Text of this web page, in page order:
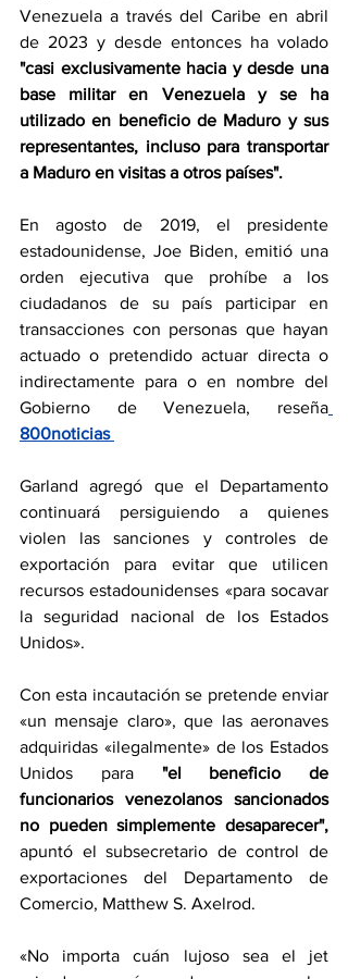
Venezuela a través del Caribe en abril
"casi exclusivamente hacia y desde una
base militar en Venezuela y se ha
utilizado en beneficio de Maduro y sus
representantes, incluso para transportar
a Maduro en visitas a otros países".
En agosto de 2019, el presidente
estadounidense, Joe Biden, emitió una
orden ejecutiva que prohíbe a los
ciudadanos de su país participar en
transacciones con personas que hayan
actuado o pretendido actuar directa o
indirectamente para o en nombre del
Gobierno de Venezuela, reseña
800noticias
Garland agregó que el Departamento
continuará persiguiendo a quienes
violen las sanciones y controles de
exportación para evitar que utilicen
recursos estadounidenses «para socavar
la seguridad nacional de los Estados
Unidos».
Con esta incautación se pretende enviar
«un mensaje claro», que las aeronaves
adquiridas «ilegalmente» de los Estados
Unidos para "el beneficio de
funcionarios venezolanos sancionados
no pueden simplemente desaparecer",
apuntó el subsecretario de control de
exportaciones del Departamento de
Comercio, Matthew S. Axelrod.
«No importa cuán lujoso sea el jet